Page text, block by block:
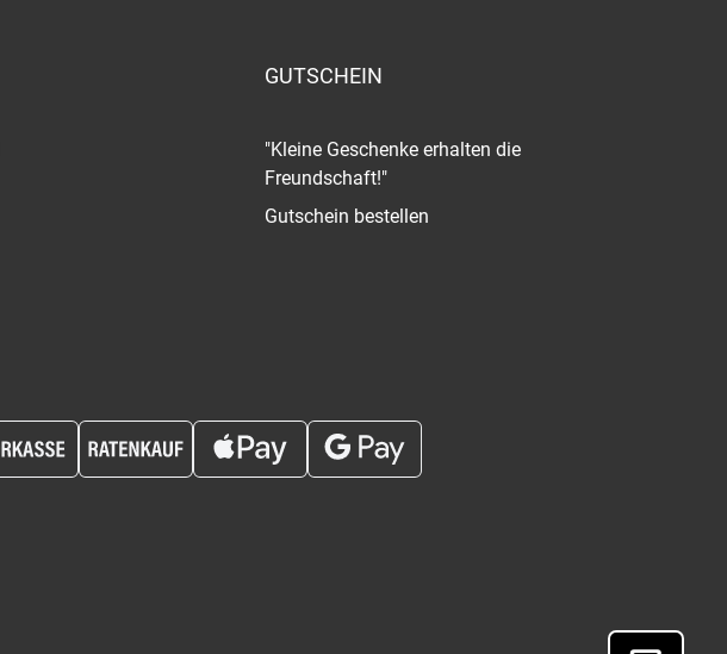
GUTSCHEIN
"Kleine Geschenke erhalten die
Freundschaft!"
Gutschein bestellen